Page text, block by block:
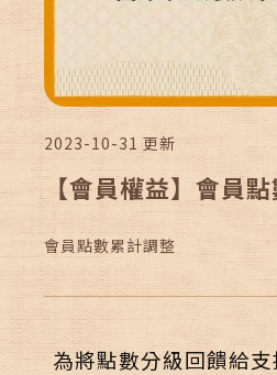
過敏原
ALLERGEN
線上訂位
2023-10-31 更新
【會員權益】會員
會員點數累計調整
為將點數分級回饋給